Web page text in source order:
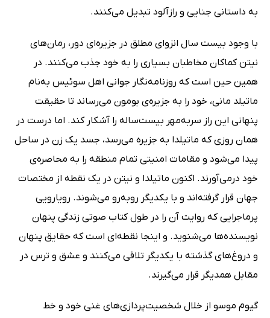
به داستانی جنایی و رازآلود تبدیل می‌کنند.
با وجود بیست سال انزوای مطلق در جزیره‌ای دور، رمان‌های
نیتن کماکان مخاطبان بسیاری را به خود جذب می‌کنند. در
همین حین است که روزنامه‌نگار جوانی اهل سوئیس به‌نام
ماتیلد مانی، خود را به جزیره‌ی بومون می‌رساند تا حقیقت
پنهانی این راز سربه‌مهر بیست‌ساله را آشکار کند. اما درست در
همان روزی که ماتیلدا به جزیره می‌رسد، جسد یک زن در ساحل
پیدا می‌شود و مقامات امنیتی تمام منطقه را به محاصره‌ی
خود درمی‌آورند. اکنون ماتیلدا و نیتن در یک نقطه از مختصات
جهان قرار گرفته‌اند و با یکدیگر روبه‌رو می‌شوند. رویارویی
پرماجرایی که روایت آن را در طول کتاب صوتی زندگی پنهان
نویسنده‌ها می‌شنوید. و اینجا نقطه‌ای است که حقایق پنهان
و دروغ‌های گذشته با یکدیگر تلاقی می‌کنند و عشق و ترس در
مقابل همدیگر قرار می‌گیرند.
گیوم موسو از خلال شخصیت‌پردازی‌های غنی خود و خط